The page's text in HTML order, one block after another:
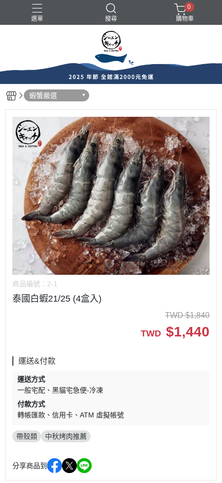
選單 搜尋
中秋烤肉推薦 帶殼類 易牙居港點
0
購物車
蝦蟹嚴選
商品編號： 2-1
泰國白蝦21/25 (4盒入)
TWD $1,840
TWD $1,440
運送&付款
運送方式
一般宅配
黑貓宅急便-冷凍
付款方式
轉帳匯款
信用卡 ATM 虛擬帳號
帶殼類 中秋烤肉推薦
分享商品到